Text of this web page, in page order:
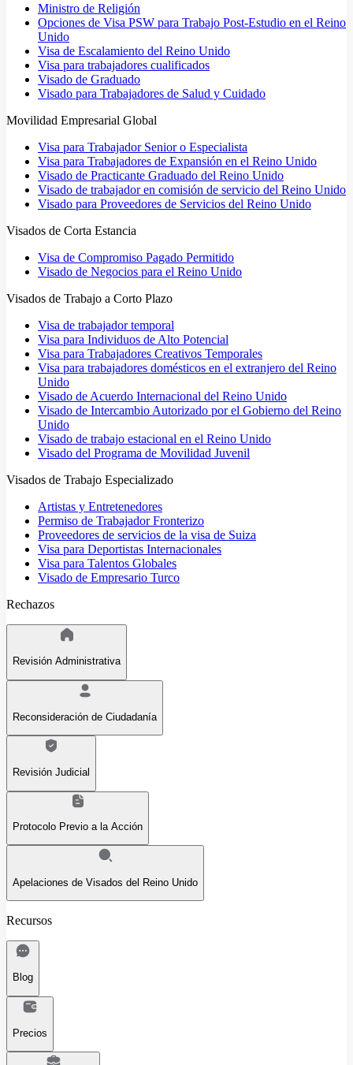
Ministro de Religión
Opciones de Visa PSW para Trabajo Post-Estudio en el Reino
Unido
Visa de Escalamiento del Reino Unido
Visa para trabajadores cualificados
Visado de Graduado
Visado para Trabajadores de Salud y Cuidado
Movilidad Empresarial Global
Visa para Trabajador Senior o Especialista
Visa para Trabajadores de Expansión en el Reino Unido
Visado de Practicante Graduado del Reino Unido
Visado de trabajador en comisión de servicio del Reino Unido
Visado para Proveedores de Servicios del Reino Unido
Visados de Corta Estancia
Visa de Compromiso Pagado Permitido
Visado de Negocios para el Reino Unido
Visados de Trabajo a Corto Plazo
Visa de trabajador temporal
Visa para Individuos de Alto Potencial
Visa para Trabajadores Creativos Temporales
Visa para trabajadores domésticos en el extranjero del Reino
Unido
Visado de Acuerdo Internacional del Reino Unido
Visado de Intercambio Autorizado por el Gobierno del Reino
Unido
Visado de trabajo estacional en el Reino Unido
Visado del Programa de Movilidad Juvenil
Visados de Trabajo Especializado
Artistas y Entretenedores
Permiso de Trabajador Fronterizo
Proveedores de servicios de la visa de Suiza
Visa para Deportistas Internacionales
Visa para Talentos Globales
Visado de Empresario Turco
Rechazos
Revisión Administrativa
Reconsideración de Ciudadanía
Revisión Judicial
Protocolo Previo a la Acción
Apelaciones de Visados del Reino Unido
Recursos
Blog
Precios